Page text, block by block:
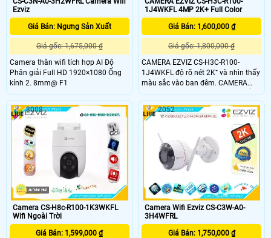
Ezviz
Giá Bán: Ngưng Sản Xuất
Giá gốc: 1,675,000 ₫
Camera thân wifi tích hợp AI Độ
Phân giải Full HD 1920×1080 Ống
kính 2. 8mm@ F1
1J4WKFL 4MP 2K+ Full Color
Giá Bán: 1,600,000 ₫
Giá gốc: 1,800,000 ₫
CAMERA EZVIZ CS-H3C-R100-
1J4WKFL độ rõ nét 2K⁺ và nhìn thấy
màu sắc vào ban đêm. CAMERA
EZVIZ CS-H3C-R100-1J4WKFL bổ
sung thêm tính thông minh cho một
máy ảnh thiết yếu, nó được tạo ra để
đáp ứng tất cả các yêu cầu về an
ninh ngoài trời, cả vào ban ngày và
ban đêm.
Camera CS-H8c-R100-1K3WKFL
Wifi Ngoài Trời
Giá Bán: 1,599,000 ₫
3008
Camera Wifi Ezviz CS-C3W-A0-
3H4WFRL
Giá Bán: 1,750,000 ₫
2052